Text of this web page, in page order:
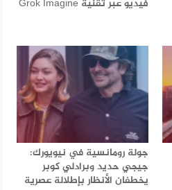
فيديو عبر تقنية Grok Imagine
جولة رومانسية في نيويورك:
جيجي حديد وبرادلي كوبر
يخطفان الأنظار بإطلالة عصرية